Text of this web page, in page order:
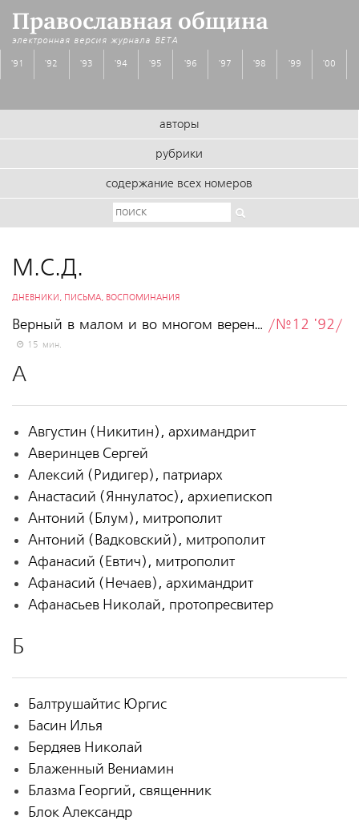
Православная община
электронная версия журнала BETA
'91 '92 '93 '94 '95 '96 '97 '98 '99 '00
авторы
рубрики
содержание всех номеров
М.С.Д.
ДНЕВНИКИ, ПИСЬМА, ВОСПОМИНАНИЯ
Верный в малом и во многом верен… /№12 '92/
15 мин.
А
Августин (Никитин), архимандрит
Аверинцев Сергей
Алексий (Ридигер), патриарх
Анастасий (Яннулатос), архиепископ
Антоний (Блум), митрополит
Антоний (Вадковский), митрополит
Афанасий (Евтич), митрополит
Афанасий (Нечаев), архимандрит
Афанасьев Николай, протопресвитер
Б
Балтрушайтис Юргис
Басин Илья
Бердяев Николай
Блаженный Вениамин
Блазма Георгий, священник
Блок Александр